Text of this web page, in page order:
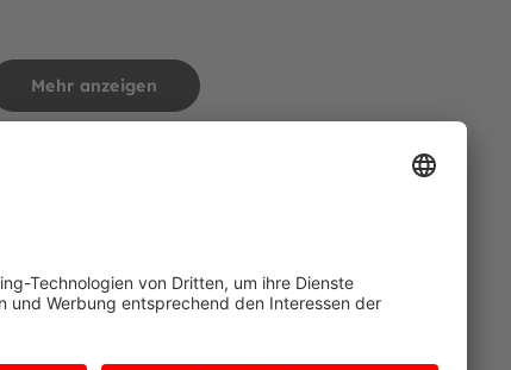
nachhaltiger Produktionsstandards.
Garantie auf das übrige Material und die Konstruktion
Garantie ausgenommen.
freiwilligen Garantieleistungen des Herstellers unberührt
Mehr anzeigen
Daten